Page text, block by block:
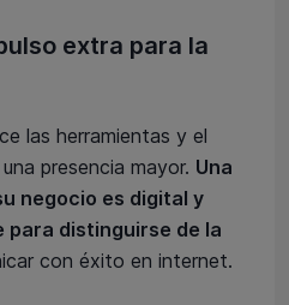
extra para la
las herramientas y el
presencia mayor. Una
negocio es digital y
para distinguirse de la
con éxito en internet.